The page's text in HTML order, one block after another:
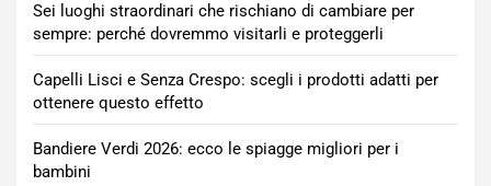
Sei luoghi straordinari che rischiano di cambiare per
sempre: perché dovremmo visitarli e proteggerli
Capelli Lisci e Senza Crespo: scegli i prodotti adatti per
ottenere questo effetto
Bandiere Verdi 2026: ecco le spiagge migliori per i
bambini